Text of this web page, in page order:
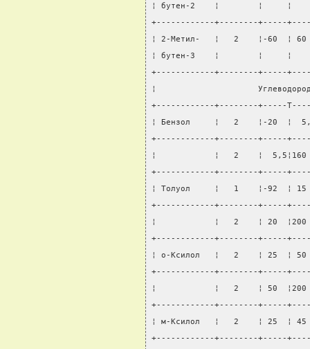
¦ бутен-2    ¦        ¦
+------------+--------+-----
¦ 2-Метил-   ¦   2    ¦-60  ¦ 60
¦ бутен-3    ¦        ¦
+------------+--------+-----
¦
+------------+--------+-----
¦ Бензол     ¦   2    ¦-20  ¦
+------------+--------+-----
¦            ¦   2    ¦  5,5¦160
+------------+--------+-----
¦ Толуол     ¦   1    ¦-92  ¦
+------------+--------+-----
¦            ¦   2    ¦ 20  ¦200
+------------+--------+-----
¦ о-Ксилол   ¦   2    ¦ 25  ¦
+------------+--------+-----
¦            ¦   2    ¦ 50  ¦200
+------------+--------+-----
¦ м-Ксилол   ¦   2    ¦ 25  ¦
+------------+--------+-----